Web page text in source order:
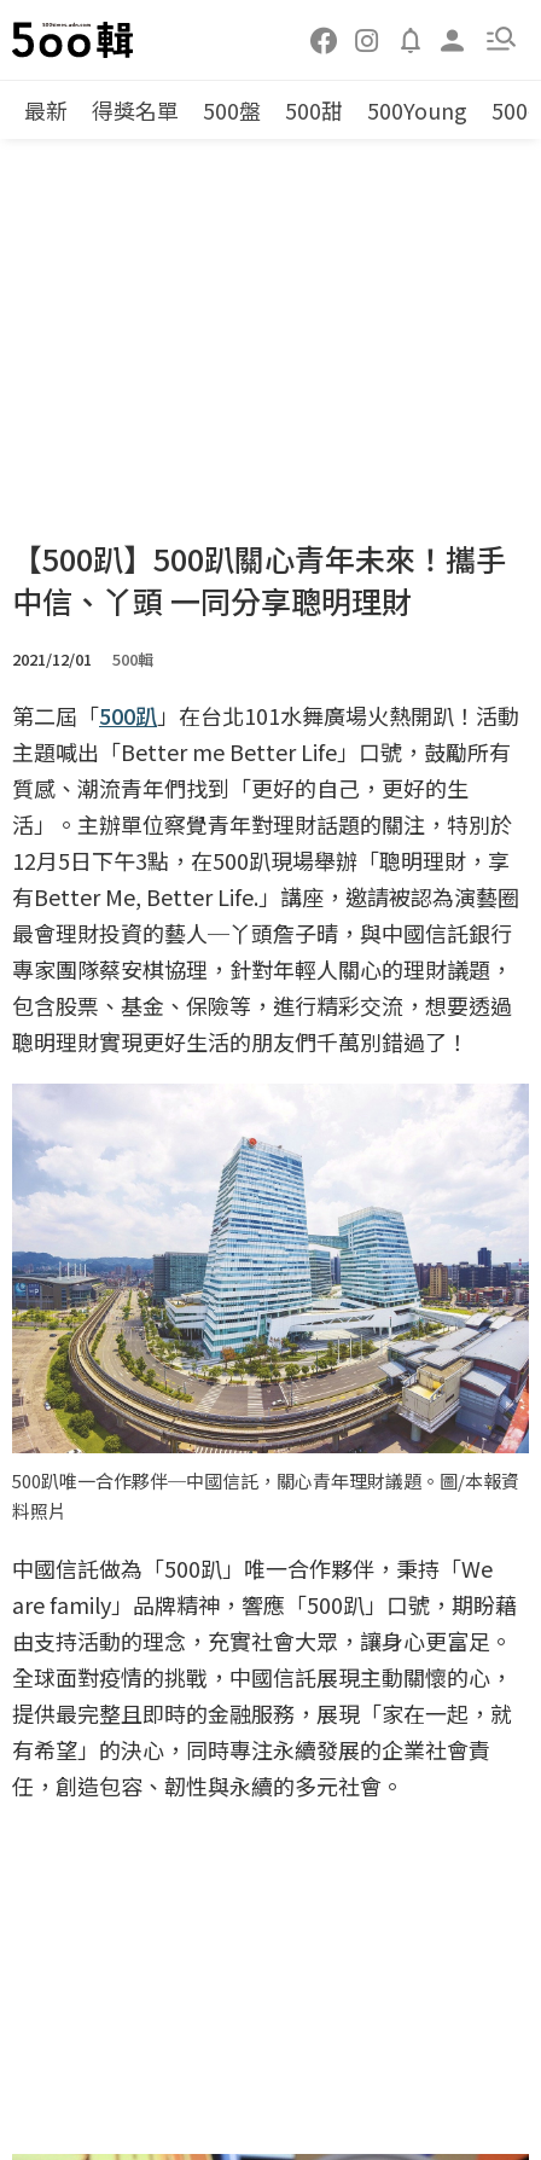
最新 得獎名單 500盤 500甜 500Young 500
【500趴】500趴關心青年未來！攜手
中信、丫頭 一同分享聰明理財
2021/12/01 500輯
第二屆「500趴 」在台北101水舞廣場火熱開趴！活動
主題喊出「Better me Better Life」口號，鼓勵所有
質感、潮流青年們找到「更好的自己，更好的生
活」。主辦單位察覺青年對理財話題的關注，特別於
12月5日下午3點，在500趴現場舉辦「聰明理財，享
有Better Me, Better Life.」講座，邀請被認為演藝圈
最會理財投資的藝人─丫頭詹子晴，與中國信託銀行
專家團隊蔡安棋協理，針對年輕人關心的理財議題，
包含股票、基金、保險等，進行精彩交流，想要透過
聰明理財實現更好生活的朋友們千萬別錯過了！
500趴唯一合作夥伴─中國信託，關心青年理財議題。圖/本報資
料照片
中國信託做為「500趴」唯一合作夥伴，秉持「We
are family」品牌精神，響應「500趴」口號，期盼藉
由支持活動的理念，充實社會大眾，讓身心更富足。
全球面對疫情的挑戰，中國信託展現主動關懷的心，
提供最完整且即時的金融服務，展現「家在一起，就
有希望」的決心，同時專注永續發展的企業社會責
任，創造包容、韌性與永續的多元社會。